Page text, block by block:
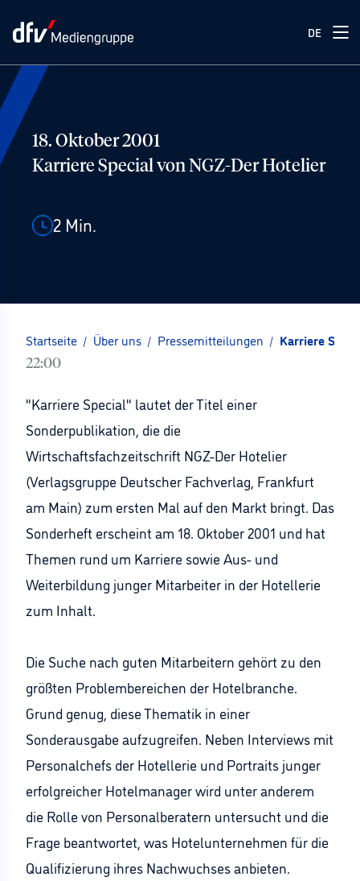
DE
18. Oktober 2001
Karriere Special von NGZ-Der Hotelier
2 Min.
Startseite / Über uns / Pressemitteilungen / Karriere
22:00
"Karriere Special" lautet der Titel einer
Sonderpublikation, die die
Wirtschaftsfachzeitschrift NGZ-Der Hotelier
(Verlagsgruppe Deutscher Fachverlag, Frankfurt
am Main) zum ersten Mal auf den Markt bringt. Das
Sonderheft erscheint am 18. Oktober 2001 und hat
Themen rund um Karriere sowie Aus- und
Weiterbildung junger Mitarbeiter in der Hotellerie
zum Inhalt.
Die Suche nach guten Mitarbeitern gehört zu den
größten Problembereichen der Hotelbranche.
Grund genug, diese Thematik in einer
Sonderausgabe aufzugreifen. Neben Interviews mit
Personalchefs der Hotellerie und Portraits junger
erfolgreicher Hotelmanager wird unter anderem
die Rolle von Personalberatern untersucht und die
Frage beantwortet, was Hotelunternehmen für die
Qualifizierung ihres Nachwuchses anbieten.